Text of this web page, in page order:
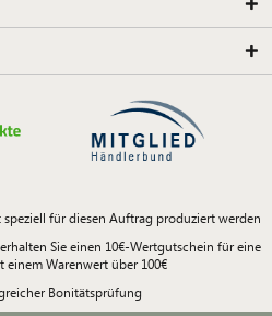
für diesen Auftrag produziert werden
Sie einen 10€-Wertgutschein für eine
einem Warenwert über 100€
Bonitätsprüfung